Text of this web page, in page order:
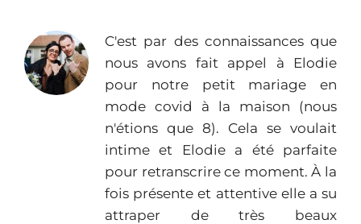
C'est par des connaissances que
nous avons fait appel à Elodie
pour notre petit mariage en
mode covid à la maison (nous
n'étions que 8). Cela se voulait
intime et Elodie a été parfaite
pour retranscrire ce moment. À la
fois présente et attentive elle a su
attraper de très beaux